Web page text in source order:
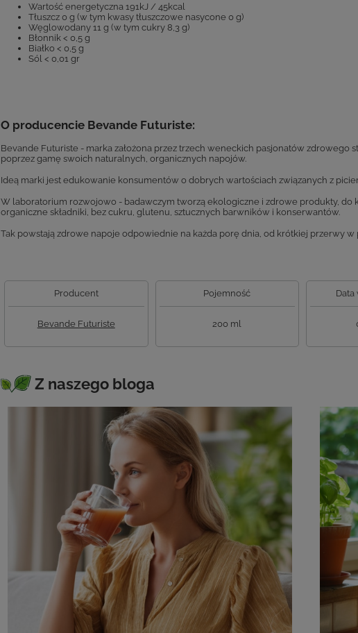
Wartość energetyczna 191kJ / 45kcal
Tłuszcz 0 g (w tym kwasy tłuszczowe nasycone 0 g)
Węglowodany 11 g (w tym cukry 8,3 g)
Błonnik < 0,5 g
Białko < 0,5 g
Sól < 0,01 gr
O producencie Bevande Futuriste:
Bevande Futuriste - marka założona przez trzech weneckich pasjonatów zdrowego
poprzez gamę swoich naturalnych, organicznych napojów.
Ideą marki jest edukowanie konsumentów o dobrych wartościach związanych z
W laboratorium rozwojowo - badawczym tworzą ekologiczne i zdrowe produkty, do
organiczne składniki, bez cukru, glutenu, sztucznych barwników i konserwantów.
Tak powstają zdrowe napoje odpowiednie na każda porę dnia, od krótkiej przerwy w
Producent
Bevande Futuriste
Pojemność
200 ml
Data
Z naszego bloga